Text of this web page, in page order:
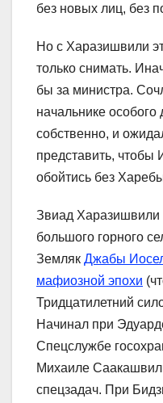
без новых лиц, без
Но с Харазишвили
только снимать.
бы за министра.
начальнике особого
собственно, и
представить,
обойтись без
Звиад Харазишвили
большого горного
Земляк Джабы
мафиозной эпохи
Тридцатилетний
Начинал при
Спецслужбе
Михаиле
спецзадач. При